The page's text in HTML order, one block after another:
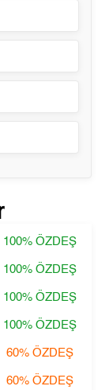
100% ÖZDEŞ
100% ÖZDEŞ
100% ÖZDEŞ
100% ÖZDEŞ
60% ÖZDEŞ
60% ÖZDEŞ